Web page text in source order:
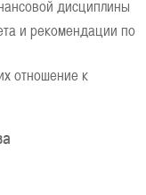
дисциплины
и рекомендации по
отношение к